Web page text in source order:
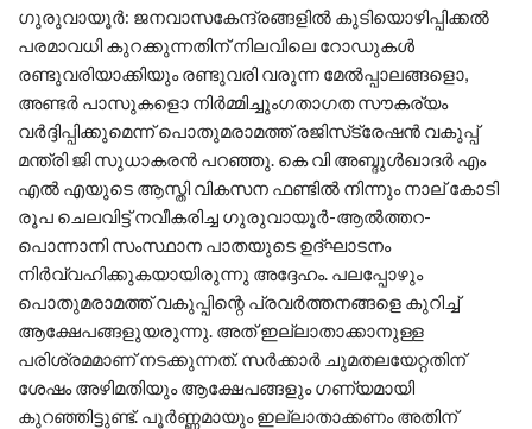
ഗുരുവായൂര്‍: ജനവാസകേന്ദ്രങ്ങളില്‍ കുടിയൊഴിപ്പിക്കല്‍
പരമാവധി കുറക്കുന്നതിന് നിലവിലെ റോഡുകള്‍
രണ്ടുവരിയാക്കിയും രണ്ടുവരി വരുന്ന മേല്‍പ്പാലങ്ങളൊ,
അണ്ടര്‍ പാസുകളൊ നിര്‍മ്മിച്ചുംഗതാഗത സൗകര്യം
വര്‍ദ്ദിപ്പിക്കുമെന്ന്‌ പൊതുമരാമത്ത് രജിസ്‌ട്രേഷന്‍ വകുപ്പ്
മന്ത്രി ജി സുധാകരന്‍ പറഞ്ഞു. കെ വി അബ്ദുള്‍ഖാദര്‍ എം
എല്‍ എയുടെ ആസ്തി വികസന ഫണ്ടില്‍ നിന്നും നാല് കോടി
രൂപ ചെലവിട്ട് നവീകരിച്ച ഗുരുവായൂര്‍-ആല്‍ത്തറ-
പൊന്നാനി സംസ്ഥാന പാതയുടെ ഉദ്ഘാടനം
നിര്‍വ്വഹിക്കുകയായിരുന്നു അദ്ദേഹം. പലപ്പോഴും
പൊതുമരാമത്ത് വകുപ്പിന്റെ പ്രവര്‍ത്തനങ്ങളെ കുറിച്ച്
ആക്ഷേപങ്ങളുയരുന്നു. അത് ഇല്ലാതാക്കാനുള്ള
പരിശ്രമമാണ് നടക്കുന്നത്. സര്‍ക്കാര്‍ ചുമതലയേറ്റതിന്
ശേഷം അഴിമതിയും ആക്ഷേപങ്ങളും ഗണ്യമായി
കുറഞ്ഞിട്ടുണ്ട്. പൂര്‍ണ്ണമായും ഇല്ലാതാക്കണം അതിന്